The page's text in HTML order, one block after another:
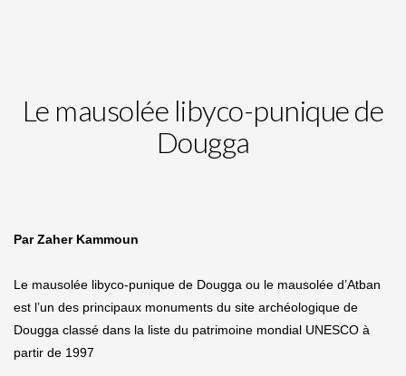
Le mausolée libyco-punique de
Dougga
Par Zaher Kammoun
Le mausolée libyco-punique de Dougga ou le mausolée d’Atban
est l’un des principaux monuments du site archéologique de
Dougga classé dans la liste du patrimoine mondial UNESCO à
partir de 1997